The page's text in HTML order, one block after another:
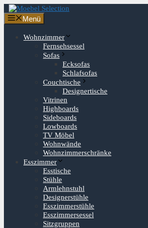
Zum
Inhalt
springen
Menü
Wohnzimmer
Fernsehsessel
Sofas
Ecksofas
Schlafsofas
Couchtische
Designertische
Vitrinen
Highboards
Sideboards
Lowboards
TV Möbel
Wohnwände
Wohnzimmerschränke
Esszimmer
Esstische
Stühle
Armlehnstuhl
Designerstühle
Esszimmerstühle
Esszimmersessel
Sitzgruppen